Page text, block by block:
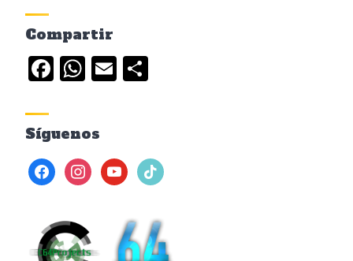
Compartir
Facebook
WhatsApp
Email
Síguenos
facebookinstagramyoutubetiktok